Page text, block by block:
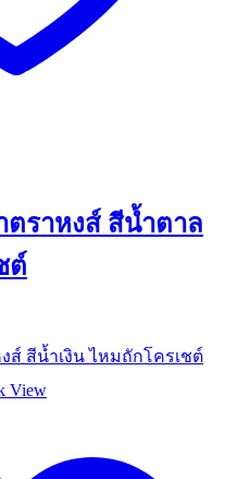
ตราหงส์ สีน้ำตาล
ต์
View